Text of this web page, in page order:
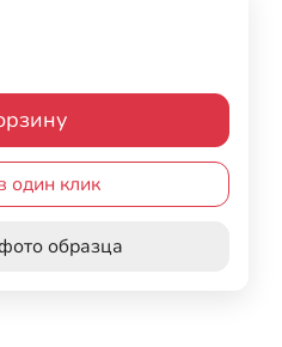
один клик
образца